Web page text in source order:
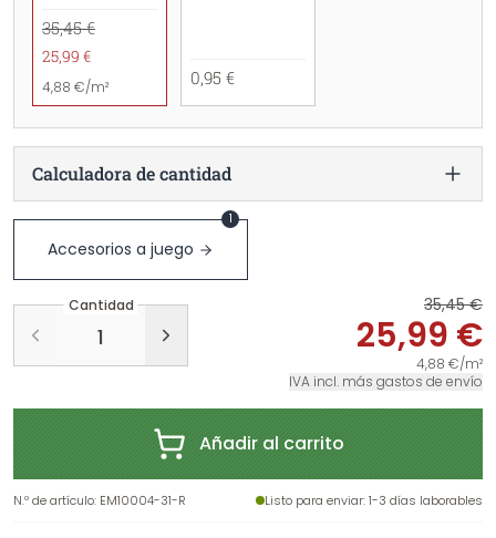
35,45 €
25,99 €
4,88 €/m² 0,95 €
Calculadora de cantidad
Accesorios a juego
1
Cantidad 35,45 €
25,99 €
4,88 €/m²
IVA incl. más gastos de envío
Añadir al carrito
N.º de artículo: EM10004-31-R Listo para enviar: 1-3 días laborables